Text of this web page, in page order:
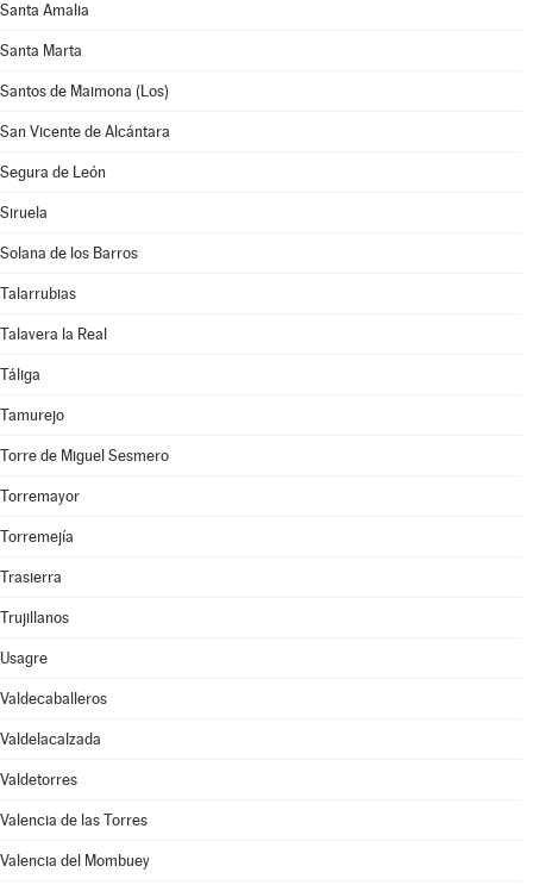
Santa Amalia
Santa Marta
Santos de Maimona (Los)
San Vicente de Alcántara
Segura de León
Siruela
Solana de los Barros
Talarrubias
Talavera la Real
Táliga
Tamurejo
Torre de Miguel Sesmero
Torremayor
Torremejía
Trasierra
Trujillanos
Usagre
Valdecaballeros
Valdelacalzada
Valdetorres
Valencia de las Torres
Valencia del Mombuey